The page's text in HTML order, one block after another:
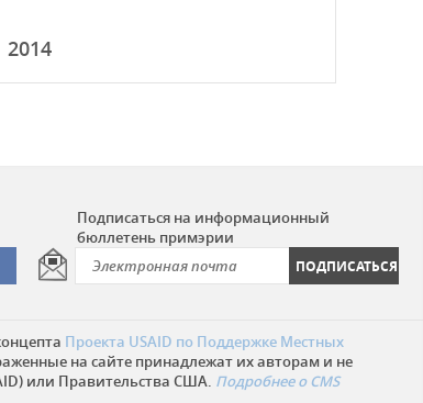
2014
Подписаться на информационный
бюллетень примэрии
Проекта USAID по Поддержке Местных
на сайте принадлежат их авторам и не
или Правительства США. Подробнее о CMS